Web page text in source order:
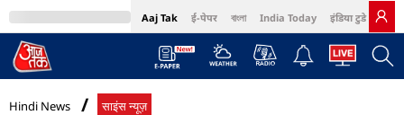
Aaj Tak ई-पेपर বাংলা India Today इंडिया टुडे हिंदी
MumbaiTak Cosmopolitan Harper's Bazaar Northeast
Hindi News साइंस न्यूज़